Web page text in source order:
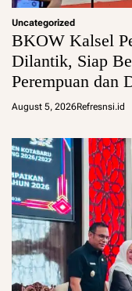
Uncategorized
BKOW Kalsel
Dilantik, Siap
Perempuan dan
August 5, 2026Refresnsi.id